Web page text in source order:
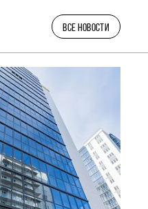
ВСЕ НОВОСТИ